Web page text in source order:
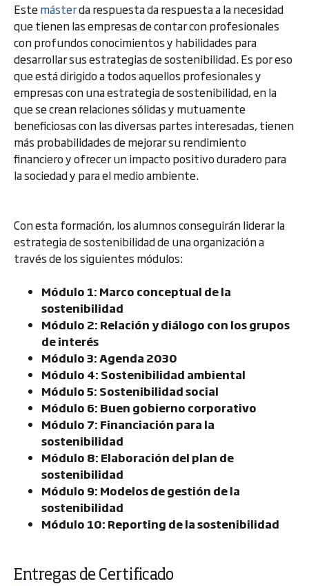
Estemásterda respuesta da respuesta a la necesidad
que tienen las empresas de contar con profesionales
con profundos conocimientos y habilidades para
desarrollar sus estrategias de sostenibilidad. Es por eso
que está dirigido a todos aquellos profesionales y
empresas con una estrategia de sostenibilidad, en la
que se crean relaciones sólidas y mutuamente
beneficiosas con las diversas partes interesadas, tienen
más probabilidades de mejorar su rendimiento
financiero y ofrecer un impacto positivo duradero para
la sociedad y para el medio ambiente.
Con esta formación, los alumnos conseguirán liderar la
estrategia de sostenibilidad de una organización a
través de los siguientes módulos:
Módulo 1: Marco conceptual de la
sostenibilidad
Módulo 2: Relación y diálogo con los grupos
de interés
Módulo 3: Agenda 2030
Módulo 4: Sostenibilidad ambiental
Módulo 5: Sostenibilidad social
Módulo 6: Buen gobierno corporativo
Módulo 7: Financiación para la
sostenibilidad
Módulo 8: Elaboración del plan de
sostenibilidad
Módulo 9: Modelos de gestión de la
sostenibilidad
Módulo 10: Reporting de la sostenibilidad
Entregas de Certificado